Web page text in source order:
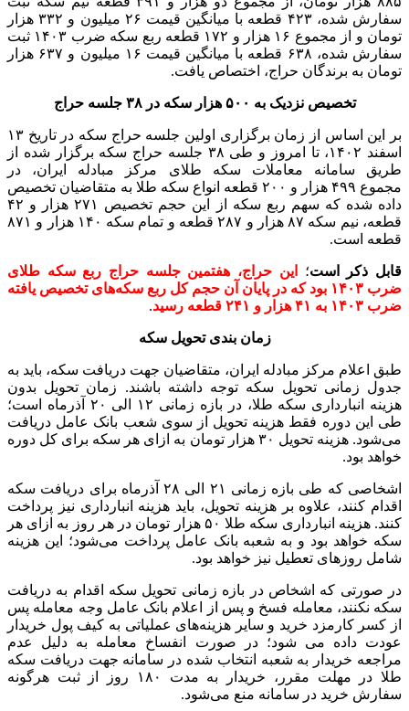
سفارش شده، ۴۲۳ قطعه با میانگین قیمت ۲۶ میلیون و ۳۳۲ هزار
تومان و از مجموع ۱۶ هزار و ۱۷۲ قطعه ربع سکه ضرب ۱۴۰۳ ثبت
سفارش شده، ۶۳۸ قطعه با میانگین قیمت ۱۶ میلیون و ۶۳۷ هزار
تومان به برندگان حراج، اختصاص یافت.
تخصیص نزدیک به ۵۰۰ هزار سکه در ۳۸ جلسه حراج
بر این اساس از زمان برگزاری اولین جلسه حراج سکه در تاریخ ۱۳
اسفند ۱۴۰۲، تا امروز و طی ۳۸ جلسه حراج سکه برگزار شده از
طریق سامانه معاملات سکه طلای مرکز مبادله ایران، در
مجموع ۴۹۹ هزار و ۲۰۰ قطعه انواع سکه طلا به متقاضیان تخصیص
داده شده که سهم ربع سکه از این حجم تخصیص ۲۷۱ هزار و ۴۲
قطعه، نیم سکه ۸۷ هزار و ۲۸۷ قطعه و تمام سکه ۱۴۰ هزار و ۸۷۱
قطعه است.
قابل ذکر است؛
این حراج، هفتمین جلسه حراج ربع سکه طلای
ضرب ۱۴۰۳ بود که در پایان آن حجم کل ربع سکه‌های تخصیص یافته
ضرب ۱۴۰۳ به ۴۱ هزار و ۲۴۱ قطعه رسید
.
زمان بندی تحویل سکه
طبق اعلام مرکز مبادله ایران، متقاضیان جهت دریافت سکه، باید به
جدول زمانی تحویل سکه توجه داشته باشند. زمان تحویل بدون
هزینه انبارداری سکه طلا، در بازه زمانی ۱۲ الی ۲۰ آذرماه است؛
طی این دوره فقط هزینه تحویل از سوی شعب بانک عامل دریافت
می‌شود. هزینه تحویل ۳۰ هزار تومان به ازای هر سکه برای کل دوره
خواهد بود.
اشخاصی که طی بازه زمانی ۲۱ الی ۲۸ آذرماه برای دریافت سکه
اقدام کنند، علاوه بر هزینه تحویل، باید هزینه انبارداری نیز پرداخت
کنند. هزینه انبارداری سکه طلا ۵۰ هزار تومان در هر روز به ازای هر
سکه خواهد بود و به شعبه بانک عامل پرداخت می‌شود؛ این هزینه
شامل روزهای تعطیل نیز خواهد بود.
در صورتی که اشخاص در بازه زمانی تحویل سکه اقدام به دریافت
سکه نکنند، معامله فسخ و پس از اعلام بانک عامل وجه معامله پس
از کسر کارمزد خرید و سایر هزینه‌های عملیاتی به کیف پول خریدار
عودت داده می شود؛ در صورت انفساخ معامله به دلیل عدم
مراجعه خریدار به شعبه انتخاب شده در سامانه جهت دریافت سکه
طلا در مهلت مقرر، خریدار به مدت ۱۸۰ روز از ثبت هرگونه
سفارش خرید در سامانه منع می‌شود.